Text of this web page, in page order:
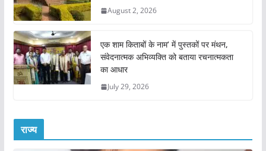
August 2, 2026
एक शाम किताबों के नाम’ में पुस्तकों पर मंथन,
संवेदनात्मक अभिव्यक्ति को बताया रचनात्मकता
का आधार
July 29, 2026
राज्य